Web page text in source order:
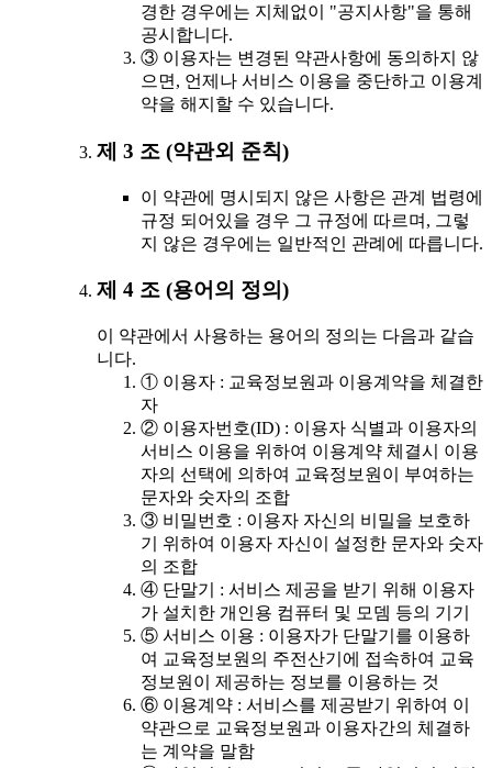
경한 경우에는 지체없이 "공지사항"을 통해
공시합니다.
③ 이용자는 변경된 약관사항에 동의하지 않
으면, 언제나 서비스 이용을 중단하고 이용계
약을 해지할 수 있습니다.
제 3 조 (약관외 준칙)
이 약관에 명시되지 않은 사항은 관계 법령에
규정 되어있을 경우 그 규정에 따르며, 그렇
지 않은 경우에는 일반적인 관례에 따릅니다.
제 4 조 (용어의 정의)
이 약관에서 사용하는 용어의 정의는 다음과 같습
니다.
① 이용자 : 교육정보원과 이용계약을 체결한
자
② 이용자번호(ID) : 이용자 식별과 이용자의
서비스 이용을 위하여 이용계약 체결시 이용
자의 선택에 의하여 교육정보원이 부여하는
문자와 숫자의 조합
③ 비밀번호 : 이용자 자신의 비밀을 보호하
기 위하여 이용자 자신이 설정한 문자와 숫자
의 조합
④ 단말기 : 서비스 제공을 받기 위해 이용자
가 설치한 개인용 컴퓨터 및 모뎀 등의 기기
⑤ 서비스 이용 : 이용자가 단말기를 이용하
여 교육정보원의 주전산기에 접속하여 교육
정보원이 제공하는 정보를 이용하는 것
⑥ 이용계약 : 서비스를 제공받기 위하여 이
약관으로 교육정보원과 이용자간의 체결하
는 계약을 말함